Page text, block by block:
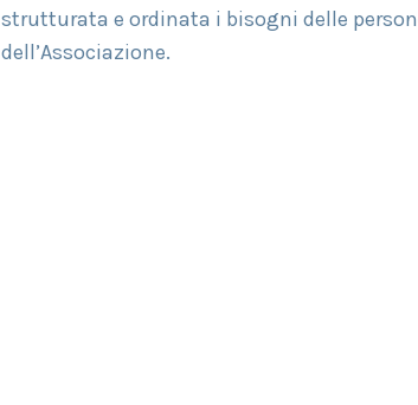
strutturata e ordinata i bisogni delle
dell’Associazione.